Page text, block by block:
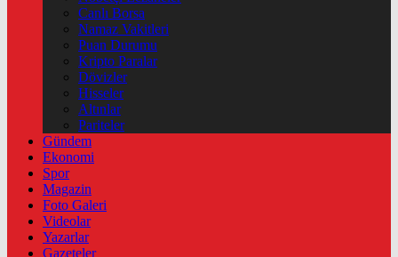
Canlı Borsa
Namaz Vakitleri
Puan Durumu
Kripto Paralar
Dövizler
Hisseler
Altınlar
Pariteler
Gündem
Ekonomi
Spor
Magazin
Foto Galeri
Videolar
Yazarlar
Gazeteler